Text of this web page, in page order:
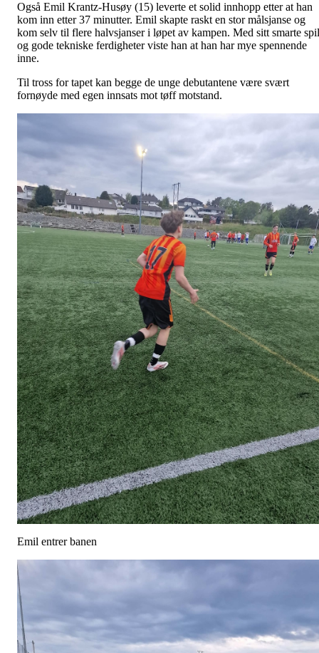
Også Emil Krantz-Husøy (15) leverte et solid innhopp etter at han
kom inn etter 37 minutter. Emil skapte raskt en stor målsjanse og
kom selv til flere halvsjanser i løpet av kampen. Med sitt smarte
og gode tekniske ferdigheter viste han at han har mye spennende
inne.
Til tross for tapet kan begge de unge debutantene være svært
fornøyde med egen innsats mot tøff motstand.
Emil entrer banen